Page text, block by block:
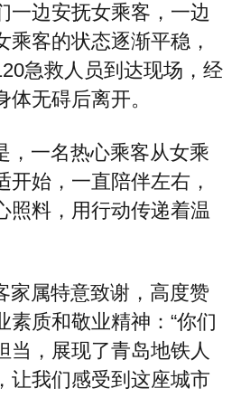
一边安抚女乘客，一边
乘客的状态逐渐平稳，
急救人员到达现场，经
无碍后离开。
，一名热心乘客从女乘
开始，一直陪伴左右，
照料，用行动传递着温
家属特意致谢，高度赞
素质和敬业精神：“你们
当，展现了青岛地铁人
让我们感受到这座城市